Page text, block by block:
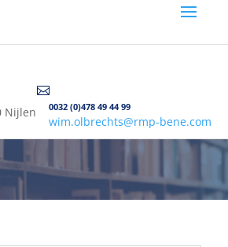
Nijlen

0032 (0)478 49 44 99
wim.olbrechts@rmp-bene.com